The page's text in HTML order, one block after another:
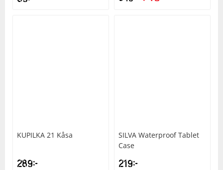
KUPILKA 21 Kåsa
289kr
SILVA Waterproof Tablet
Case
219kr